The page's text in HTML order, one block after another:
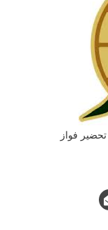
فواز